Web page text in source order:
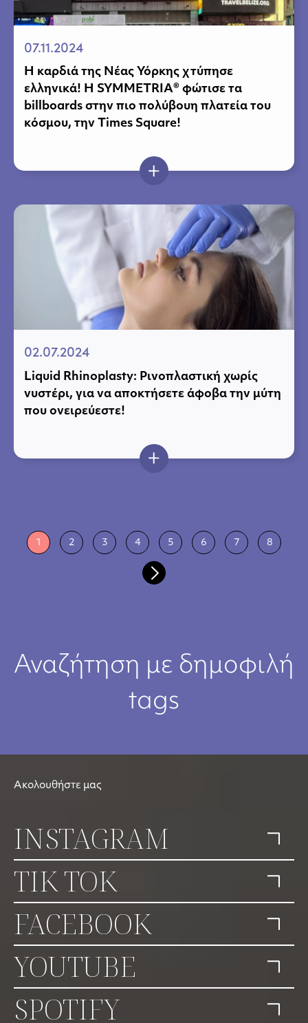
07.11.2024
Η καρδιά της Νέας Υόρκης χτύπησε
ελληνικά! Η SYMMETRIA® φώτισε τα
billboards στην πιο πολύβουη πλατεία του
κόσμου, την Times Square!
02.07.2024
Liquid Rhinoplasty: Ρινοπλαστική χωρίς
νυστέρι, για να αποκτήσετε άφοβα την μύτη
που ονειρεύεστε!
1 2 3 4 5 6 7 8
Αναζήτηση με δημοφιλή
tags
Ακολουθήστε μας
INSTAGRAM
TIK TOK
FACEBOOK
YOUTUBE
SPOTIFY